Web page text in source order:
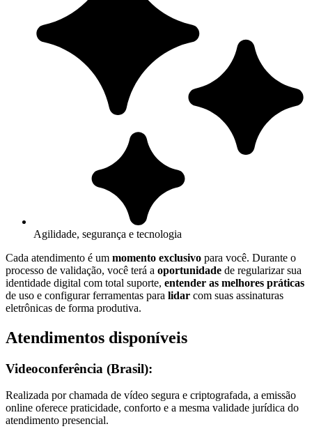
Agilidade, segurança e tecnologia
Cada atendimento é um momento exclusivo para você. Durante o
processo de validação, você terá a oportunidade de regularizar sua
identidade digital com total suporte, entender as melhores práticas
de uso e configurar ferramentas para lidar com suas assinaturas
eletrônicas de forma produtiva.
Atendimentos disponíveis
Videoconferência (Brasil):
Realizada por chamada de vídeo segura e criptografada, a emissão
online oferece praticidade, conforto e a mesma validade jurídica do
atendimento presencial.